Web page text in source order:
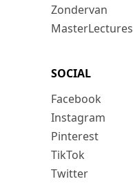
Zondervan
MasterLectures
SOCIAL
Facebook
Instagram
Pinterest
TikTok
Twitter